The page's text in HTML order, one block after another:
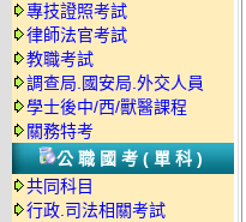
專技證照考試
律師法官考試
教職考試
調查局.國安局.外交人員
學士後中/西/獸醫課程
關務特考
公職國考(單科)
共同科目
行政.司法相關考試